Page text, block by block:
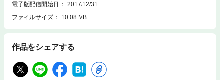
電子版配信開始日
2017/12/31
ファイルサイズ
10.08 MB
作品をシェアする